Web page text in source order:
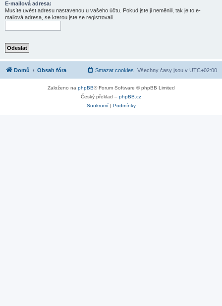
E-mailová adresa:
Musíte uvést adresu nastavenou u vašeho účtu. Pokud jste ji neměnili, tak je to e-
mailová adresa, se kterou jste se registrovali.
Domů Obsah fóra Všechny časy jsou v UTC+02:00
Smazat cookies
Založeno na phpBB® Forum Software © phpBB Limited
Český překlad – phpBB.cz
Soukromí| Podmínky